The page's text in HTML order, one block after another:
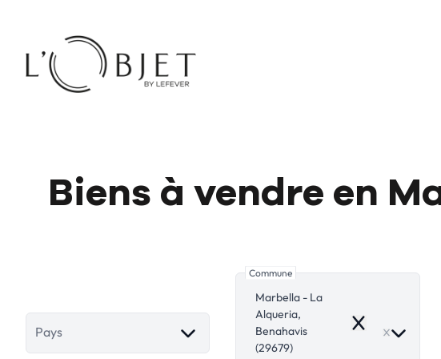
Biens à vendre en
Pays
Commune
Marbella - La
Alqueria,
Benahavis
(29679)
Remove